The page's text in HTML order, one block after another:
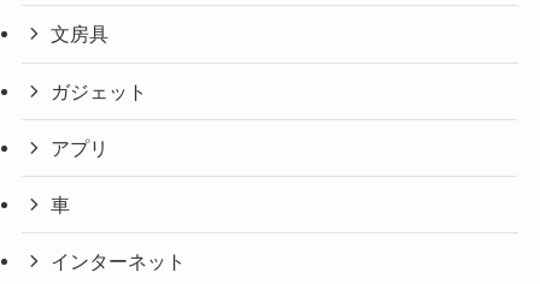
文房具
ガジェット
アプリ
車
インターネット